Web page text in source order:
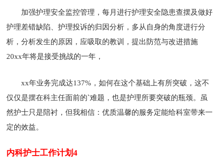
加强护理安全监控管理，每月进行护理安全隐患查摆及做好
护理差错缺陷、护理投诉的归因分析，多从自身的角度进行分
析，分析发生的原因，应吸取的教训，提出防范与改进措施
20xx年将是接受挑战的一年，
xx年业务完成达137%，如何在这个基础上有所突破，这不
仅仅是摆在科主任面前的`难题，也是护理所要突破的瓶颈。虽
然护士只是陪衬，但我相信：优质温馨的服务定能给科室带来一
定的效益。
内科护士工作计划4